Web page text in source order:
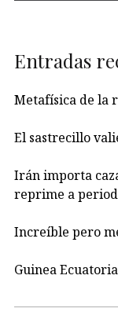
Entradas
Metafísica de la
El sastrecillo
Irán importa
reprime a
Increíble pero
Guinea